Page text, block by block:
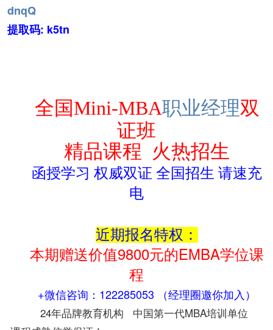
dnqQ
提取码: k5tn
全国Mini-MBA职业经理双
证班
精品课程 火热招生
函授学习 权威双证 全国招生 请速充
电
近期报名特权：
本期赠送价值9800元的EMBA学位课
程
+微信咨询：122285053 （经理圈邀你加入）
24年品牌教育机构 中国第一代MBA培训单位